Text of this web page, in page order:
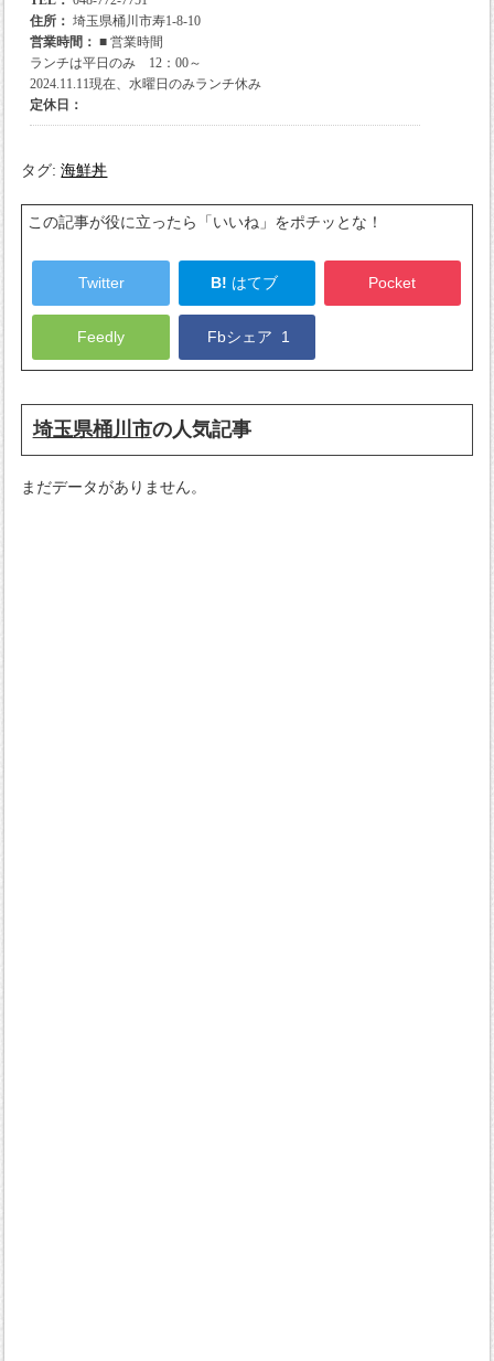
タグ:海鮮丼
この記事が役に立ったら「いいね」をポチッとな！
Twitter B! はてブ Pocket
Feedly Fbシェア 1
埼玉県桶川市の人気記事
まだデータがありません。